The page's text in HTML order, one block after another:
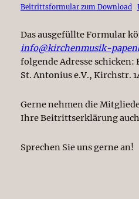
Beitrittsformular zum Download
Das ausgefüllte Formular
info@kirchenmusik-
folgende Adresse
St. Antonius e.V., Kirchstr.
Gerne nehmen die
Ihre Beitrittserklärung
Sprechen Sie uns gerne an!